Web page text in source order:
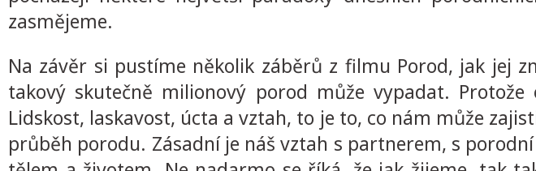
zasmějeme.
Na závěr si pustíme několik záběrů z filmu Porod, jak jej
takový skutečně milionový porod může vypadat.
Lidskost, laskavost, úcta a vztah, to je to, co nám může
průběh porodu. Zásadní je náš vztah s partnerem, s